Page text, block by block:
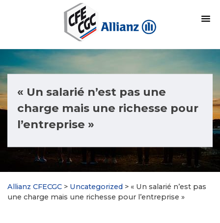
« Un salarié n’est pas une
charge mais une richesse pour
l’entreprise »
Allianz CFECGC > Uncategorized > « Un salarié n’est pas
une charge mais une richesse pour l’entreprise »